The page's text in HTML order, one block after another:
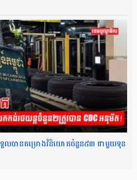
ទួលបានគម្រោងវិនិយោគចំនួន៥៣ ជាមួយទុន